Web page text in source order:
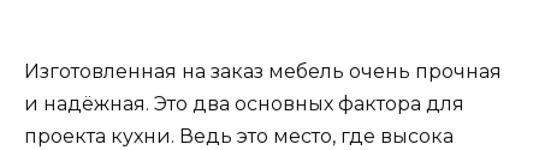
Изготовленная на заказ мебель очень прочная
и надёжная. Это два основных фактора для
проекта кухни. Ведь это место, где высока